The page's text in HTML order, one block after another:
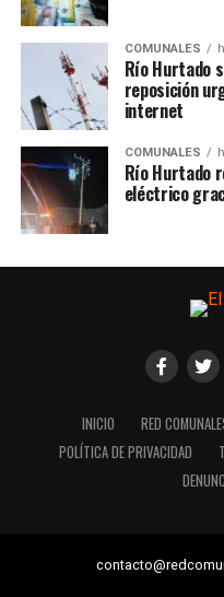
COMUNALES
Río Hurtado
reposición
internet
COMUNALES
Río Hurtado
eléctrico
INICIO RED
POLÍTICA DE PRIVACIDAD